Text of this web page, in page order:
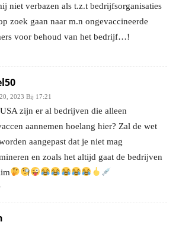
niet verbazen als t.z.t bedrijfsorganisaties
zoek gaan naar m.n ongevaccineerde
voor behoud van het bedrijf…!
2023 Bij 17:21
zijn er al bedrijven die alleen
aannemen hoelang hier? Zal de wet
aangepast dat je niet mag
en zoals het altijd gaat de bedrijven